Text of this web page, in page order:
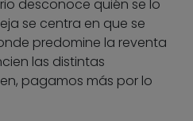
desconoce quién se lo
se centra en que se
predomine la reventa
las distintas
pagamos más por lo